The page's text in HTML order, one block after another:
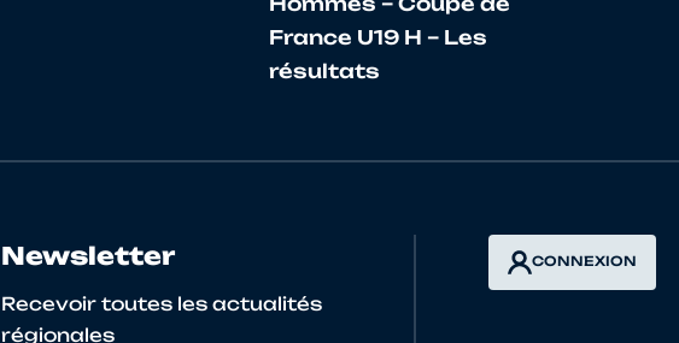
5244003 US PONTCHATELAINE
France U19 H – Les
résultats
Newsletter
Recevoir toutes les actualités
régionales
CONNEXION